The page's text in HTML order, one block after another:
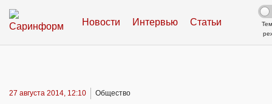
Новости Интервью Статьи
27 августа 2014, 12:10 Общество